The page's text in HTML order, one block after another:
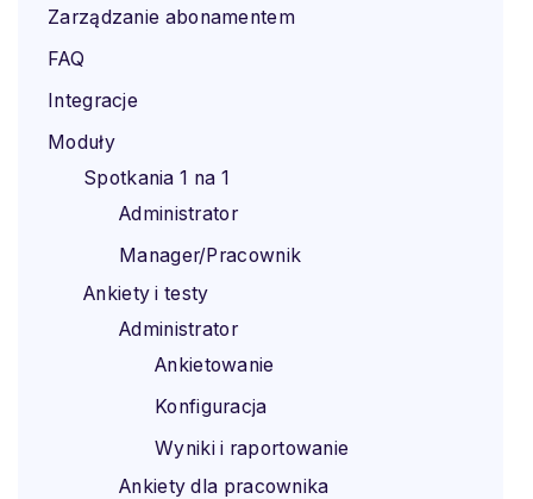
Zarządzanie abonamentem
FAQ
Integracje
Moduły
Spotkania 1 na 1
Administrator
Manager/Pracownik
Ankiety i testy
Administrator
Ankietowanie
Konfiguracja
Wyniki i raportowanie
Ankiety dla pracownika